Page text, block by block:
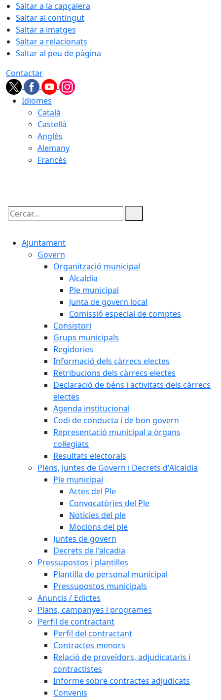
Saltar a la capçalera
Saltar al contingut
Saltar a imatges
Saltar a relacionats
Saltar al peu de pàgina
Contactar
Idiomes
Català
Castellà
Anglès
Alemany
Francès
Cercar:
Ajuntament
Govern
Organització municipal
Alcaldia
Ple municipal
Junta de govern local
Comissió especial de comptes
Consistori
Grups municipals
Regidories
Informació dels càrrecs electes
Retribucions dels càrrecs electes
Declaració de béns i activitats dels càrrecs
electes
Agenda institucional
Codi de conducta i de bon govern
Representació municipal a òrgans
col·legiats
Resultats electorals
Plens, Juntes de Govern i Decrets d'Alcaldia
Ple municipal
Actes del Ple
Convocatòries del Ple
Notícies del ple
Mocions del ple
Juntes de govern
Decrets de l'alcadia
Pressupostos i plantilles
Plantilla de personal municipal
Pressupostos municipals
Anuncis / Edictes
Plans, campanyes i programes
Perfil de contractant
Perfil del contractant
Contractes menors
Relació de proveïdors, adjudicataris i
contractistes
Informe sobre contractes adjudicats
Convenis